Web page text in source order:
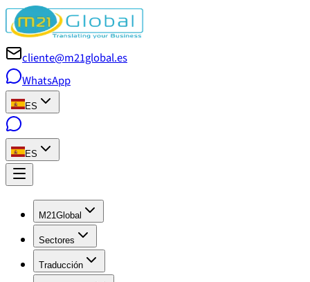
cliente@m21global.es
WhatsApp
ES
ES
M21Global
Sectores
Traducción